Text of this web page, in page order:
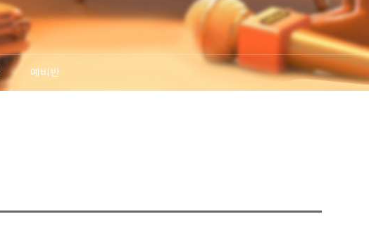
예비반